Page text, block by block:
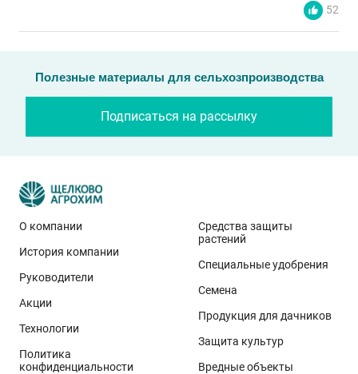
Эти результаты особенно показательны для
условий Приволжского федерального округа. Они
демонстрируют, что потенциал интенсивного сорта
реализуется при грамотном управлении
технологией: сбалансированном минеральном
питании, эффективной защите растений и точном
52
Полезные материалы для сельхозпроизводства
Подписаться на рассылку
О компании
История компании
Руководители
Акции
Технологии
Политика
конфиденциальности
Средства защиты
растений
Специальные удобрения
Семена
Продукция для дачников
Защита культур
Вредные объекты